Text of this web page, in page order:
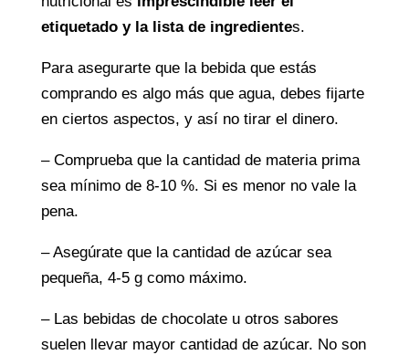
etiquetado y la lista de ingredientes.
Para asegurarte que la bebida que estás
comprando es algo más que agua, debes fijarte
en ciertos aspectos, y así no tirar el dinero.
– Comprueba que la cantidad de materia prima
sea mínimo de 8-10 %. Si es menor no vale la
pena.
– Asegúrate que la cantidad de azúcar sea
pequeña, 4-5 g como máximo.
– Las bebidas de chocolate u otros sabores
suelen llevar mayor cantidad de azúcar. No son